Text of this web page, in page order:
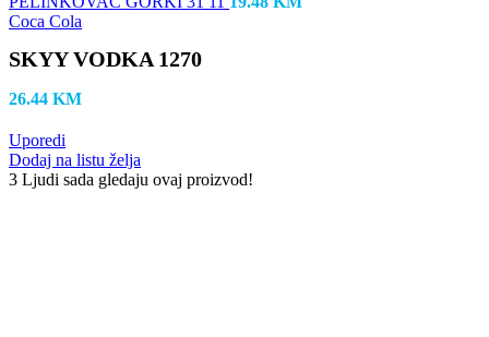
Coca Cola
SKYY VODKA 1270
26.44 KM
Uporedi
Dodaj na listu želja
3 Ljudi sada gledaju ovaj proizvod!